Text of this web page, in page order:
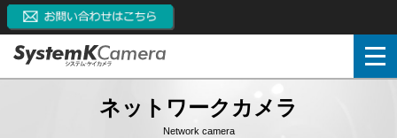
ネットワークカメラ
Network camera